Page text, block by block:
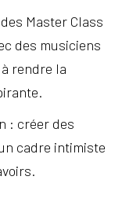
Master Class
des musiciens
rendre la
: créer des
cadre intimiste